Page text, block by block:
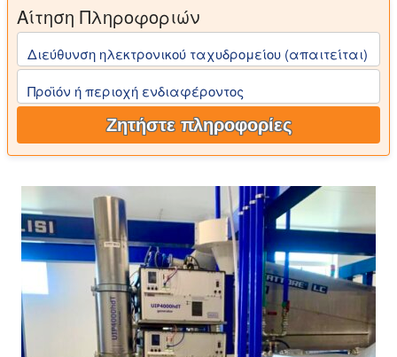
Αίτηση Πληροφοριών
Διεύθυνση ηλεκτρονικού ταχυδρομείου (απαιτείται)
Προϊόν ή περιοχή ενδιαφέροντος
Ζητήστε πληροφορίες